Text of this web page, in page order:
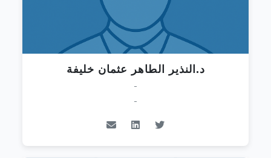
د.النذير الطاهر عثمان خليفة
-
-